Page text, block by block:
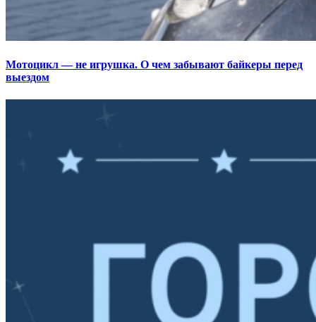
Мотоцикл — не игрушка. О чем забывают байкеры перед
выездом